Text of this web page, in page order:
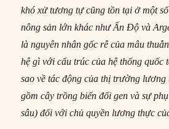
khó xử tương tự cũng tồn tại ở một
nông sản lớn khác như Ấn Độ và
là nguyên nhân gốc rễ của mâu
hệ gì với cấu trúc của hệ thống quốc
sao về tác động của thị trường lương
gồm cây trồng biến đổi gen và sự
sâu) đối với chủ quyền lương thực